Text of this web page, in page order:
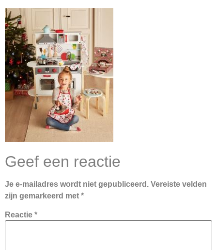
Geef een reactie
Je e-mailadres wordt niet gepubliceerd. Vereiste velden
zijn gemarkeerd met *
Reactie *